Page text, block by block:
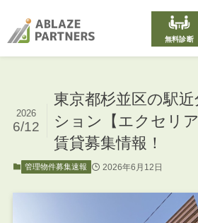
無料診断
東京都杉並区の駅
ション【エクセリ
賃貸募集情報！
2026
6/12
管理物件募集速報 2026年6月12日